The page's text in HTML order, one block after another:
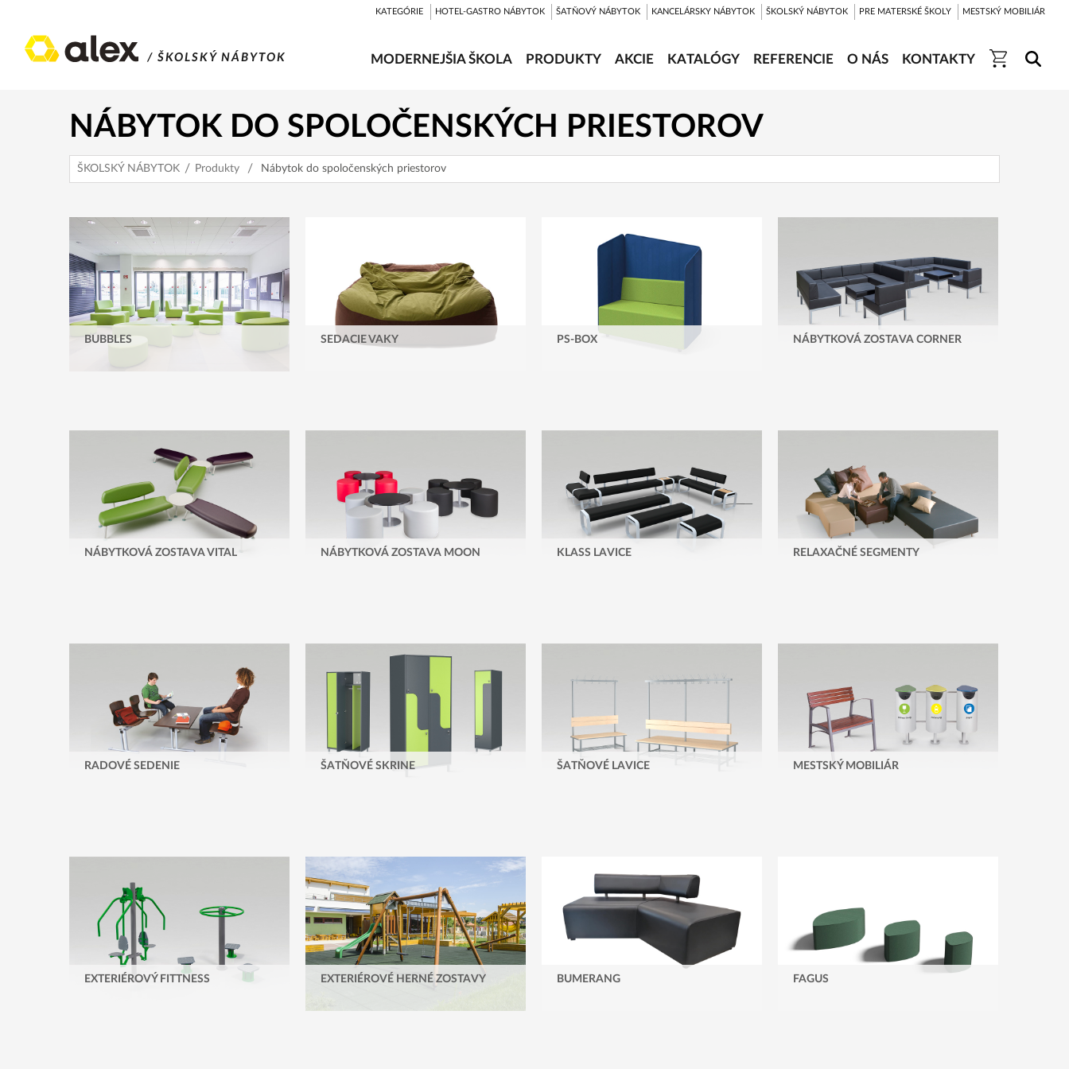
KATEGÓRIE HOTEL-GASTRO NÁBYTOK ŠATŇOVÝ NÁBYTOK KANCELÁRSKY NÁBYTOK ŠKOLSKÝ NÁBYTOK PRE MATERSKÉ ŠKOLY MESTSKÝ MOBILIÁR
/ ŠKOLSKÝ NÁBYTOK MODERNEJŠIA ŠKOLA PRODUKTY AKCIE KATALÓGY REFERENCIE O NÁS KONTAKTY
NÁBYTOK DO SPOLOČENSKÝCH PRIESTOROV
ŠKOLSKÝ NÁBYTOK Produkty Nábytok do spoločenských priestorov
BUBBLES SEDACIE VAKY PS-BOX NÁBYTKOVÁ ZOSTAVA CORNER
NÁBYTKOVÁ ZOSTAVA VITAL NÁBYTKOVÁ ZOSTAVA MOON KLASS LAVICE RELAXAČNÉ SEGMENTY
RADOVÉ SEDENIE ŠATŇOVÉ SKRINE ŠATŇOVÉ LAVICE MESTSKÝ MOBILIÁR
EXTERIÉROVÝ FITTNESS EXTERIÉROVÉ HERNÉ ZOSTAVY BUMERANG FAGUS